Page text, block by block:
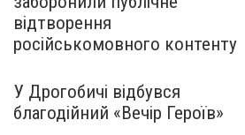
відтворення
російськомовного контенту
У Дрогобичі відбувся
благодійний «Вечір Героїв»